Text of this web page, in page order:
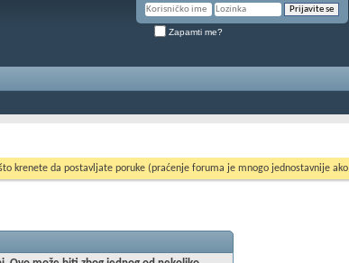
Zapamti me?
krenete da postavljate poruke (praćenje foruma je mnogo jednostavnije